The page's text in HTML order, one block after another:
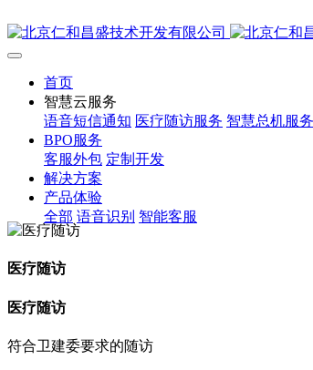
首页
智慧云服务
语音短信通知 医疗随访服务 智慧总机服务
BPO服务
客服外包 定制开发
解决方案
产品体验
全部 语音识别 智能客服
医疗随访
医疗随访
符合卫建委要求的随访